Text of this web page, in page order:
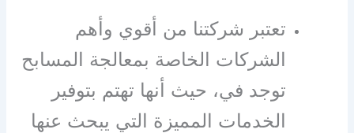
تعتبر شركتنا من أقوي وأهم
الشركات الخاصة بمعالجة المسابح
توجد في، حيث أنها تهتم بتوفير
الخدمات المميزة التي يبحث عنها